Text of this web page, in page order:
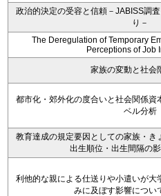
政治的決定の受容と信頼－JABISS調
り－
The Deregulation of Temporary
Perceptions of Job
家族の変動と社会
都市化・郊外化の度合いと社会関係資
ベル分析
教育達成の規定要因としての家族・き
出生順位・出生間隔の
利他的な親による仕送りや小遣いが大
みに及ぼす影響につい